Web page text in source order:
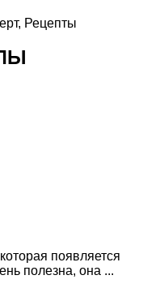
, Рецепты
появляется
полезна, она ...